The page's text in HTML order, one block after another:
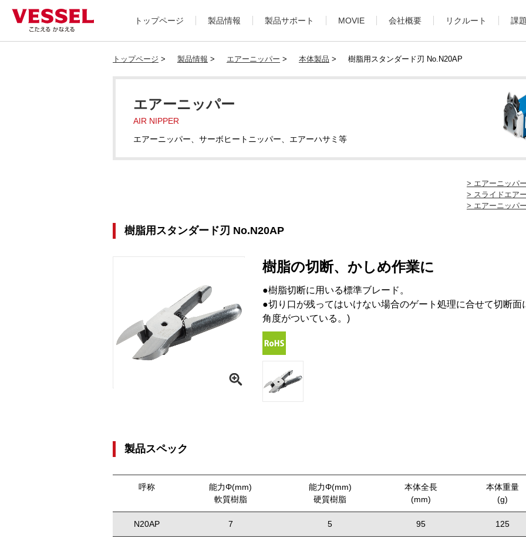
トップページ 製品情報 製品サポート MOVIE 会社概要 リクルート 課
トップページ > 製品情報 > エアーニッパー > 本体製品 > 樹脂用スタンダード刃 No.N20AP
エアーニッパー
AIR NIPPER
エアーニッパー、サーボヒートニッパー、エアーハサミ等
> エアーニッパ
> スライドエア
> エアーニッパ
樹脂用スタンダード刃 No.N20AP
樹脂の切断、かしめ作業に
●樹脂切断に用いる標準ブレード。
●切り口が残ってはいけない場合のゲート処理に合せて切断
角度がついている。)
製品スペック
呼称
能力Φ(mm)
軟質樹脂
能力Φ(mm)
硬質樹脂
本体全長
(mm)
本体重量
(g)
N20AP 7 5 95 125